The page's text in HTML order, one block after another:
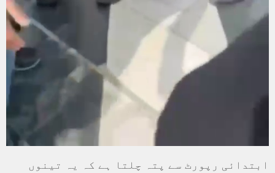
ابتدائی رپورٹ سے پتہ چلتا ہے کہ یہ تینوں